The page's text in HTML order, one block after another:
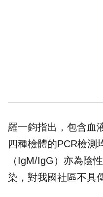
羅一鈞指出，包含血
四種檢體的PCR檢測
（IgM/IgG）亦為陰
染，對我國社區不具